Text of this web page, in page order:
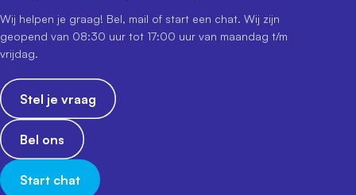
Wij helpen je graag! Bel, mail of start een chat. Wij zijn
geopend van 08:30 uur tot 17:00 uur van maandag t/m
vrijdag.
Stel je vraag
Bel ons
Start chat